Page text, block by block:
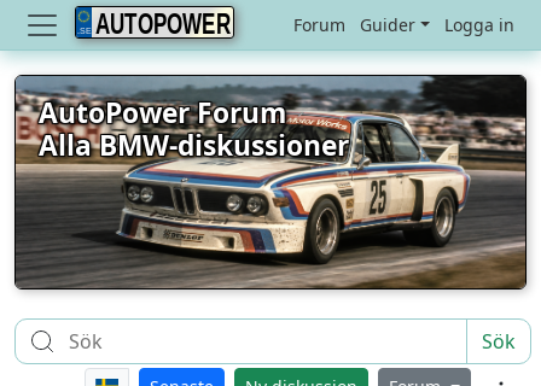
AUTOPOWER Forum Guider Logga in
AutoPower Forum
Alla BMW-diskussioner
Sök